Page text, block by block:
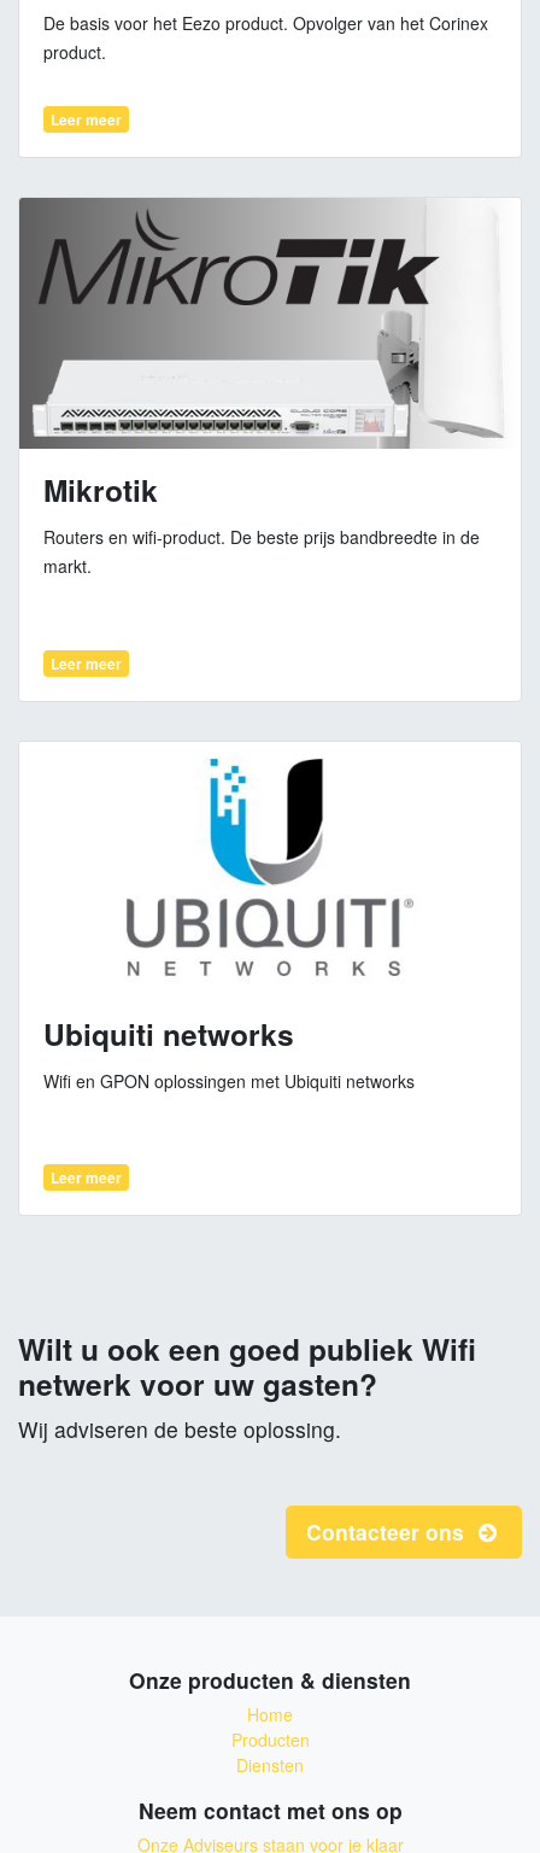
De basis voor het Eezo product. Opvolger van het Corinex
product.
Leer meer
Mikrotik
Routers en wifi-product. De beste prijs bandbreedte in de
markt.
Leer meer
Ubiquiti networks
Wifi en GPON oplossingen met Ubiquiti networks
Leer meer
Wilt u ook een goed publiek Wifi
netwerk voor uw gasten?
Wij adviseren de beste oplossing.
Contacteer ons
Onze producten & diensten
Home
Producten
Diensten
Neem contact met ons op
Onze Adviseurs staan voor je klaar